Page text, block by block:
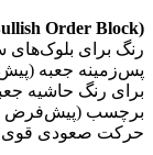
Order Block)
حرکت صعودی قوی